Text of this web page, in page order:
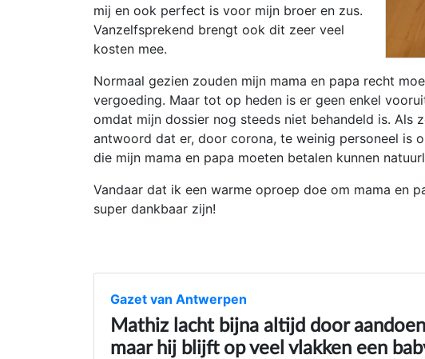
mij en ook perfect is voor mijn broer en zus.
Vanzelfsprekend brengt ook dit zeer veel
kosten mee.
Normaal gezien zouden mijn mama en papa recht
vergoeding. Maar tot op heden is er geen enkel
omdat mijn dossier nog steeds niet behandeld is. Als
antwoord dat er, door corona, te weinig personeel is
die mijn mama en papa moeten betalen kunnen
Vandaar dat ik een warme oproep doe om mama en
super dankbaar zijn!
Gazet van Antwerpen
Mathiz lacht bijna altijd door
maar hij blijft op veel vlakken een